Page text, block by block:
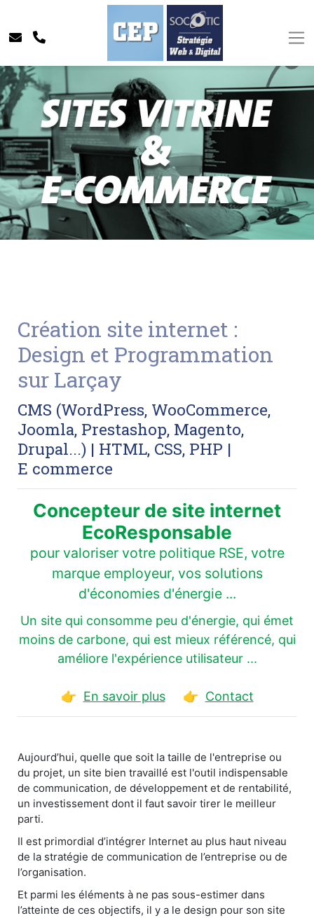
Création site internet :
Design et Programmation
sur Larçay
CMS (WordPress, WooCommerce,
Joomla, Prestashop, Magento,
Drupal...) | HTML, CSS, PHP |
E commerce
Concepteur de site internet
EcoResponsable
pour valoriser votre politique RSE, votre
marque employeur, vos solutions
d'économies d'énergie ...
Un site qui consomme peu d'énergie, qui émet
moins de carbone, qui est mieux référencé, qui
améliore l'expérience utilisateur ...
👉 En savoir plus 👉 Contact
Aujourd’hui, quelle que soit la taille de l'entreprise ou
du projet, un site bien travaillé est l'outil indispensable
de communication, de développement et de rentabilité,
un investissement dont il faut savoir tirer le meilleur
parti.
Il est primordial d’intégrer Internet au plus haut niveau
de la stratégie de communication de l’entreprise ou de
l’organisation.
Et parmi les éléments à ne pas sous-estimer dans
l’atteinte de ces objectifs, il y a le design pour son site